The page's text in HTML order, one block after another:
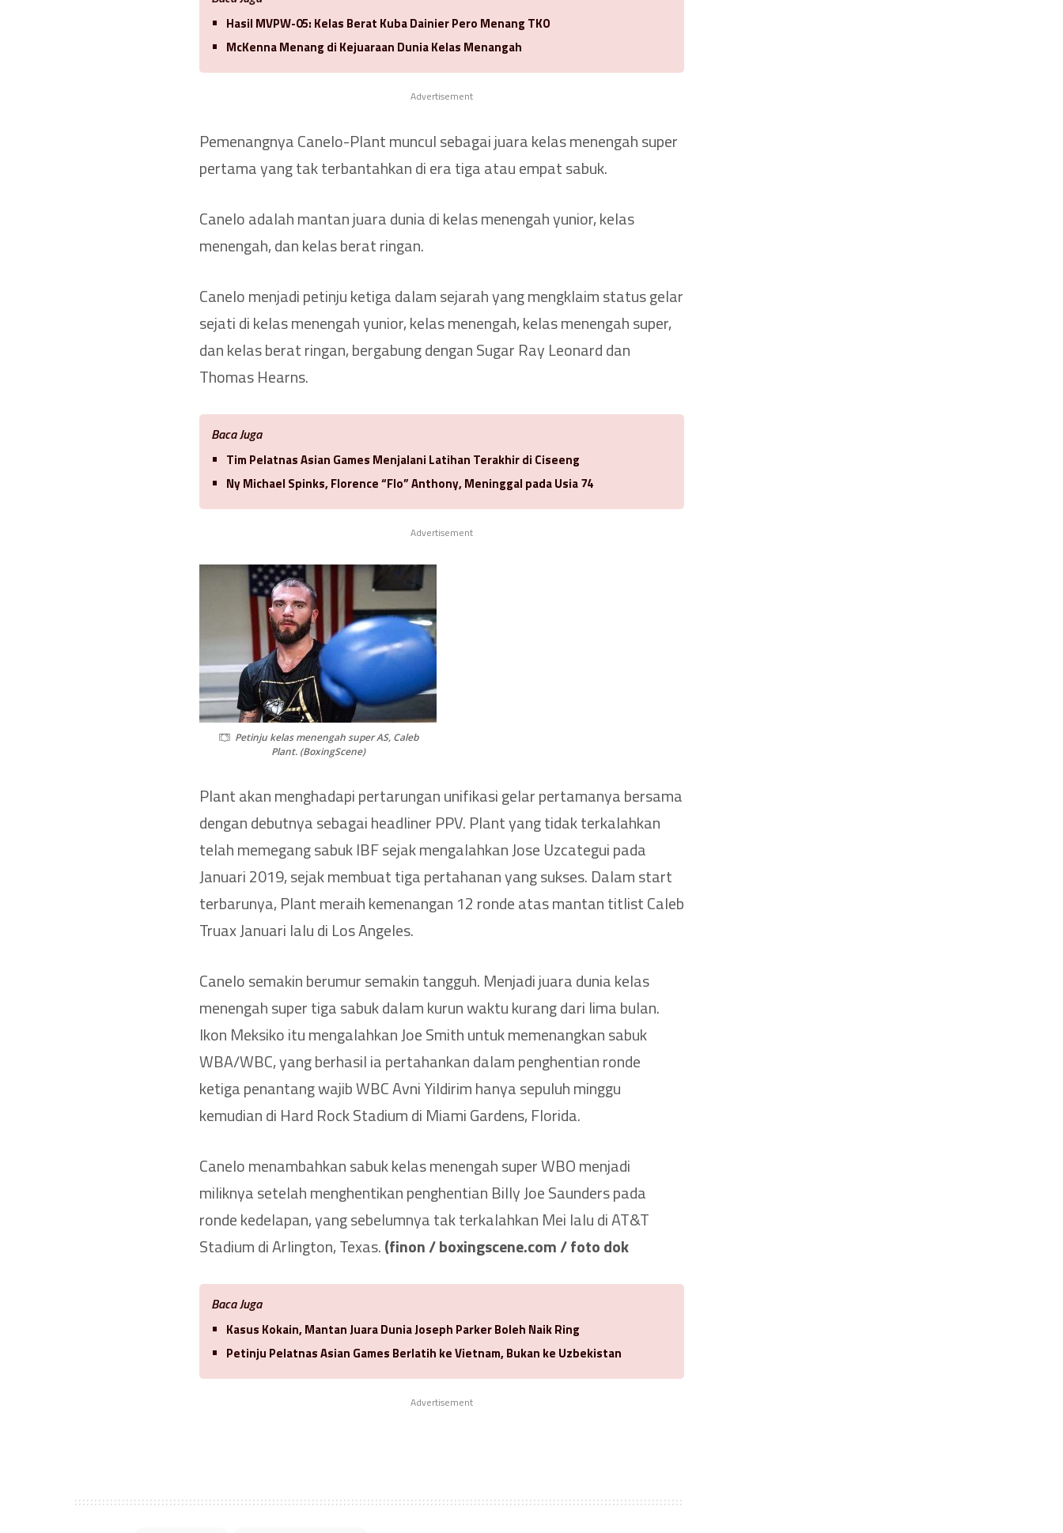
Hasil MVPW-05: Kelas Berat Kuba Dainier Pero Menang TKO
McKenna Menang di Kejuaraan Dunia Kelas Menangah
Advertisement
Pemenangnya Canelo-Plant muncul sebagai juara kelas menengah super
pertama yang tak terbantahkan di era tiga atau empat sabuk.
Canelo adalah mantan juara dunia di kelas menengah yunior, kelas
menengah, dan kelas berat ringan.
Canelo menjadi petinju ketiga dalam sejarah yang mengklaim status gelar
sejati di kelas menengah yunior, kelas menengah, kelas menengah super,
dan kelas berat ringan, bergabung dengan Sugar Ray Leonard dan
Thomas Hearns.
Baca Juga
Tim Pelatnas Asian Games Menjalani Latihan Terakhir di Ciseeng
Ny Michael Spinks, Florence “Flo” Anthony, Meninggal pada Usia 74
Advertisement
Petinju kelas menengah super AS, Caleb
Plant. (BoxingScene)
Plant akan menghadapi pertarungan unifikasi gelar pertamanya bersama
dengan debutnya sebagai headliner PPV. Plant yang tidak terkalahkan
telah memegang sabuk IBF sejak mengalahkan Jose Uzcategui pada
Januari 2019, sejak membuat tiga pertahanan yang sukses. Dalam start
terbarunya, Plant meraih kemenangan 12 ronde atas mantan titlist Caleb
Truax Januari lalu di Los Angeles.
Canelo semakin berumur semakin tangguh. Menjadi juara dunia kelas
menengah super tiga sabuk dalam kurun waktu kurang dari lima bulan.
Ikon Meksiko itu mengalahkan Joe Smith untuk memenangkan sabuk
WBA/WBC, yang berhasil ia pertahankan dalam penghentian ronde
ketiga penantang wajib WBC Avni Yildirim hanya sepuluh minggu
kemudian di Hard Rock Stadium di Miami Gardens, Florida.
Canelo menambahkan sabuk kelas menengah super WBO menjadi
miliknya setelah menghentikan penghentian Billy Joe Saunders pada
ronde kedelapan, yang sebelumnya tak terkalahkan Mei lalu di AT&T
Stadium di Arlington, Texas.(finon / boxingscene.com / foto dok
Baca Juga
Kasus Kokain, Mantan Juara Dunia Joseph Parker Boleh Naik Ring
Petinju Pelatnas Asian Games Berlatih ke Vietnam, Bukan ke Uzbekistan
Advertisement